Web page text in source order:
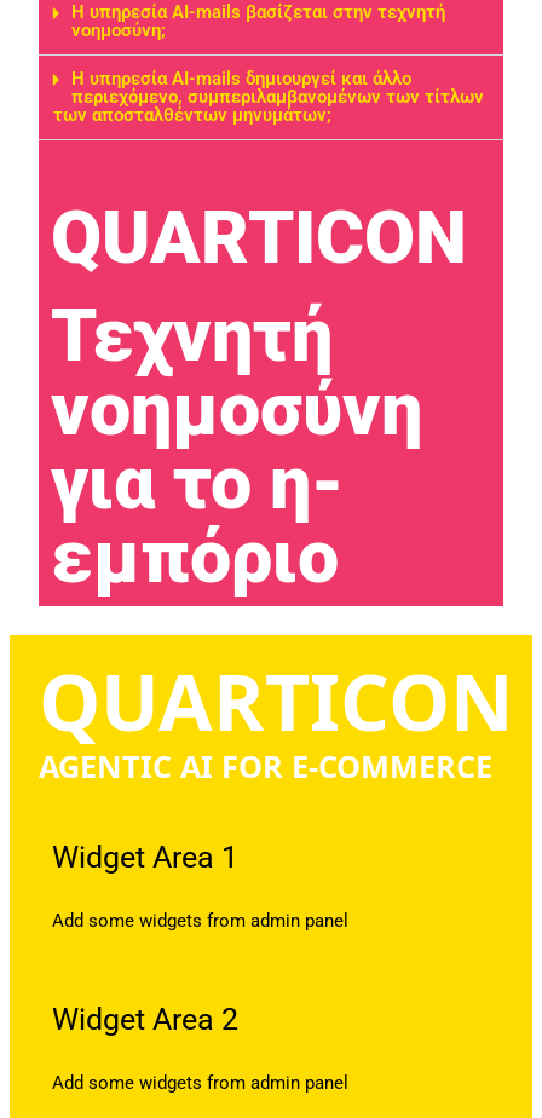
Η υπηρεσία AI-mails βασίζεται στην τεχνητή
νοημοσύνη;
Η υπηρεσία AI-mails δημιουργεί και άλλο
περιεχόμενο, συμπεριλαμβανομένων των τίτλων
των αποσταλθέντων μηνυμάτων;
QUARTICON​
Τεχνητή
νοημοσύνη
για το η-
εμπόριο
QUARTICON
AGENTIC AI FOR E-COMMERCE
Widget Area 1
Add some widgets from admin panel
Widget Area 2
Add some widgets from admin panel